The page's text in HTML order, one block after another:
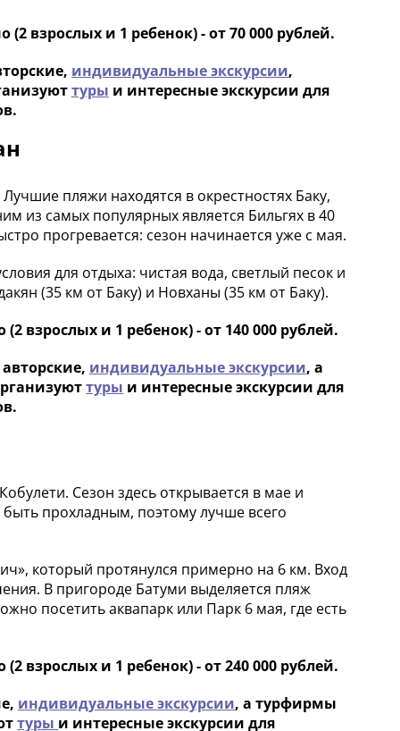
взрослых и 1 ребенок) - от 70 000 рублей.
индивидуальные экскурсии,
туры и интересные экскурсии для
пляжи находятся в окрестностях Баку,
из самых популярных является Бильгях в 40
прогревается: сезон начинается уже с мая.
для отдыха: чистая вода, светлый песок и
(35 км от Баку) и Новханы (35 км от Баку).
взрослых и 1 ребенок) - от 140 000 рублей.
индивидуальные экскурсии, а
туры и интересные экскурсии для
Сезон здесь открывается в мае и
прохладным, поэтому лучше всего
который протянулся примерно на 6 км. Вход
В пригороде Батуми выделяется пляж
посетить аквапарк или Парк 6 мая, где есть
взрослых и 1 ребенок) - от 240 000 рублей.
индивидуальные экскурсии, а турфирмы
туры и интересные экскурсии для